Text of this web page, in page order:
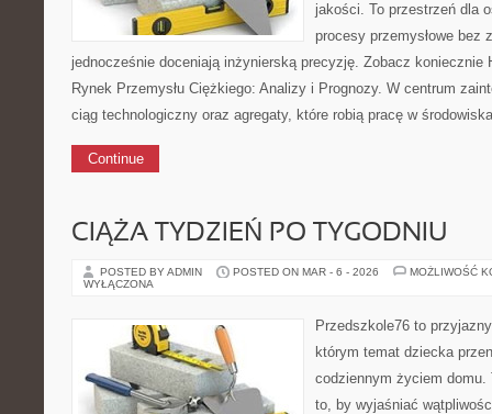
jakości. To przestrzeń dla
procesy przemysłowe bez
jednocześnie doceniają inżynierską precyzję. Zobacz koniecznie
Rynek Przemysłu Ciężkiego: Analizy i Prognozy. W centrum
ciąg technologiczny oraz agregaty, które robią pracę w
Continue
CIĄŻA TYDZIEŃ PO TYGODNIU
POSTED BY ADMIN POSTED ON MAR - 6 - 2026
MOŻLIWOŚĆ
WYŁĄCZONA
Przedszkole76 to
którym temat dziecka
codziennym życiem domu.
to, by wyjaśniać